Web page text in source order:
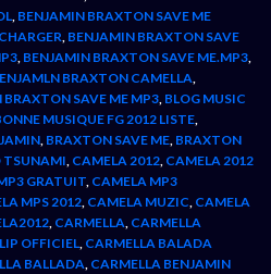
, BENJAMIN BRAXTON SAVE ME
, BENJAMIN BRAXTON SAVE
, BENJAMIN BRAXTON SAVE ME.MP3,
BRAXTON CAMELLA,
SAVE ME MP3, BLOG MUSIC
MUSIQUE FG 2012 LISTE,
, BRAXTON SAVE ME, BRAXTON
TSUNAMI, CAMELA 2012, CAMELA 2012
GRATUIT, CAMELA MP3
MPS 2012, CAMELA MUZIC, CAMELA
, CARMELLA, CARMELLA
OFFICIEL, CARMELLA BALADA
BALLADA, CARMELLA BENJAMIN